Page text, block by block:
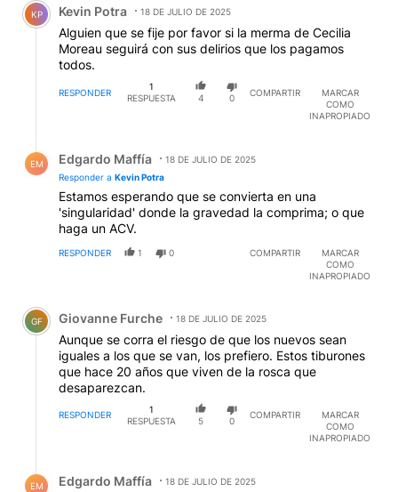
KP Kevin Potra 18 DE JULIO DE 2025
Alguien que se fije por favor si la merma de Cecilia
Moreau seguirá con sus delirios que los pagamos
todos.
RESPONDER
1
RESPUESTA
4 0
COMPARTIR
MARCAR
COMO
INAPROPIADO
EM Edgardo Maffía
18 DE JULIO DE 2025
Responder a Kevin Potra
Estamos esperando que se convierta en una
'singularidad' donde la gravedad la comprima; o que
haga un ACV.
RESPONDER 1 0 COMPARTIR
MARCAR
COMO
INAPROPIADO
Comentario de Giovanne Furche.
GF Giovanne Furche 18 DE JULIO DE 2025
Aunque se corra el riesgo de que los nuevos sean
iguales a los que se van, los prefiero. Estos tiburones
que hace 20 años que viven de la rosca que
desaparezcan.
RESPONDER
1
RESPUESTA
5 0
COMPARTIR
MARCAR
COMO
INAPROPIADO
EM Edgardo Maffía 18 DE JULIO DE 2025